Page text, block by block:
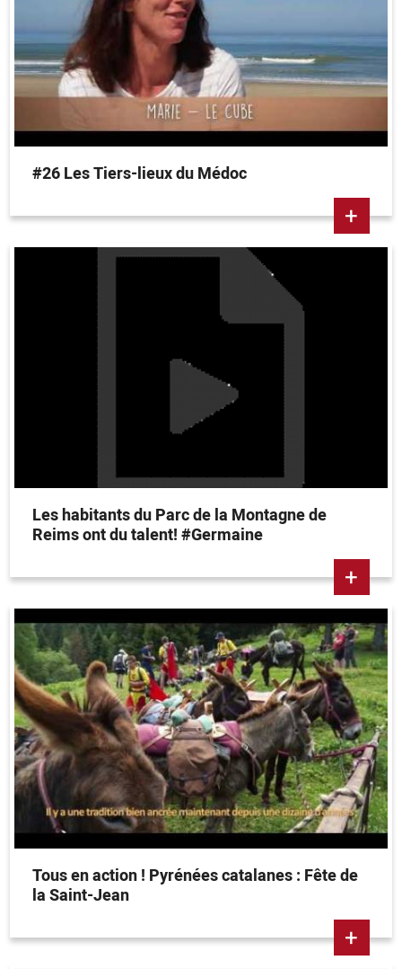
#26 Les Tiers-lieux du Médoc
+
Les habitants du Parc de la Montagne de
Reims ont du talent! #Germaine
+
Tous en action ! Pyrénées catalanes : Fête de
la Saint-Jean
+